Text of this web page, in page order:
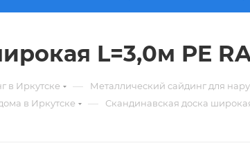
L=3,0м PE
в Иркутске — Металлический сайдинг для
в Иркутске — Скандинавская доска